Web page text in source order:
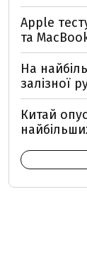
Apple
та
На
залізної
Китай